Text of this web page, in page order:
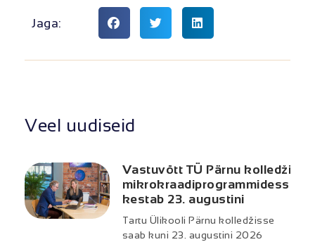
Jaga:
Veel uudiseid
Vastuvõtt TÜ Pärnu kolledži
mikrokraadiprogrammidesse
kestab 23. augustini
Tartu Ülikooli Pärnu kolledžisse
saab kuni 23. augustini 2026